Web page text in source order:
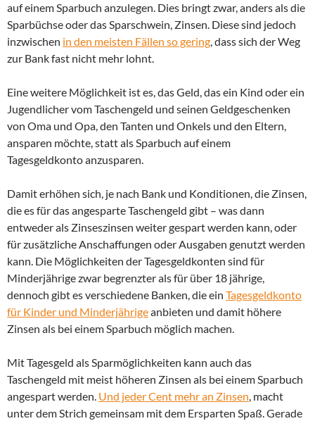
auf einem Sparbuch anzulegen. Dies bringt zwar, anders als die
Sparbüchse oder das Sparschwein, Zinsen. Diese sind jedoch
inzwischen in den meisten Fällen so gering, dass sich der Weg
zur Bank fast nicht mehr lohnt.
Eine weitere Möglichkeit ist es, das Geld, das ein Kind oder ein
Jugendlicher vom Taschengeld und seinen Geldgeschenken
von Oma und Opa, den Tanten und Onkels und den Eltern,
ansparen möchte, statt als Sparbuch auf einem
Tagesgeldkonto anzusparen.
Damit erhöhen sich, je nach Bank und Konditionen, die Zinsen,
die es für das angesparte Taschengeld gibt – was dann
entweder als Zinseszinsen weiter gespart werden kann, oder
für zusätzliche Anschaffungen oder Ausgaben genutzt werden
kann. Die Möglichkeiten der Tagesgeldkonten sind für
Minderjährige zwar begrenzter als für über 18 jährige,
dennoch gibt es verschiedene Banken, die ein Tagesgeldkonto
für Kinder und Minderjährigeanbieten und damit höhere
Zinsen als bei einem Sparbuch möglich machen.
Mit Tagesgeld als Sparmöglichkeiten kann auch das
Taschengeld mit meist höheren Zinsen als bei einem Sparbuch
angespart werden. Und jeder Cent mehr an Zinsen, macht
unter dem Strich gemeinsam mit dem Ersparten Spaß. Gerade